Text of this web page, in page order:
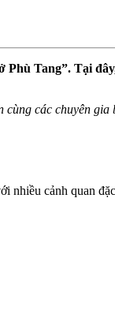
Tang”. Tại
các chuyên gia
nhiều cảnh quan